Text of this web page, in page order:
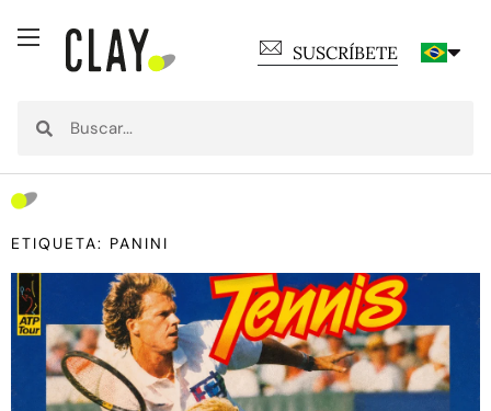
SUSCRÍBETE
ETIQUETA: PANINI